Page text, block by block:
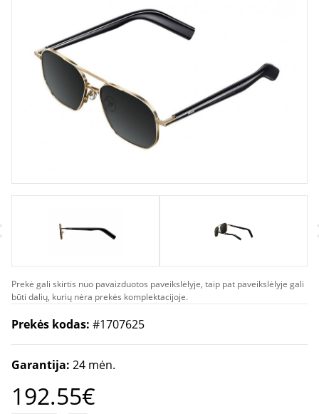
Prekė gali skirtis nuo pavaizduotos paveikslėlyje, taip pat paveikslėlyje gali
būti dalių, kurių nėra prekės komplektacijoje.
Prekės kodas: #1707625
Garantija: 24 mėn.
192.55€